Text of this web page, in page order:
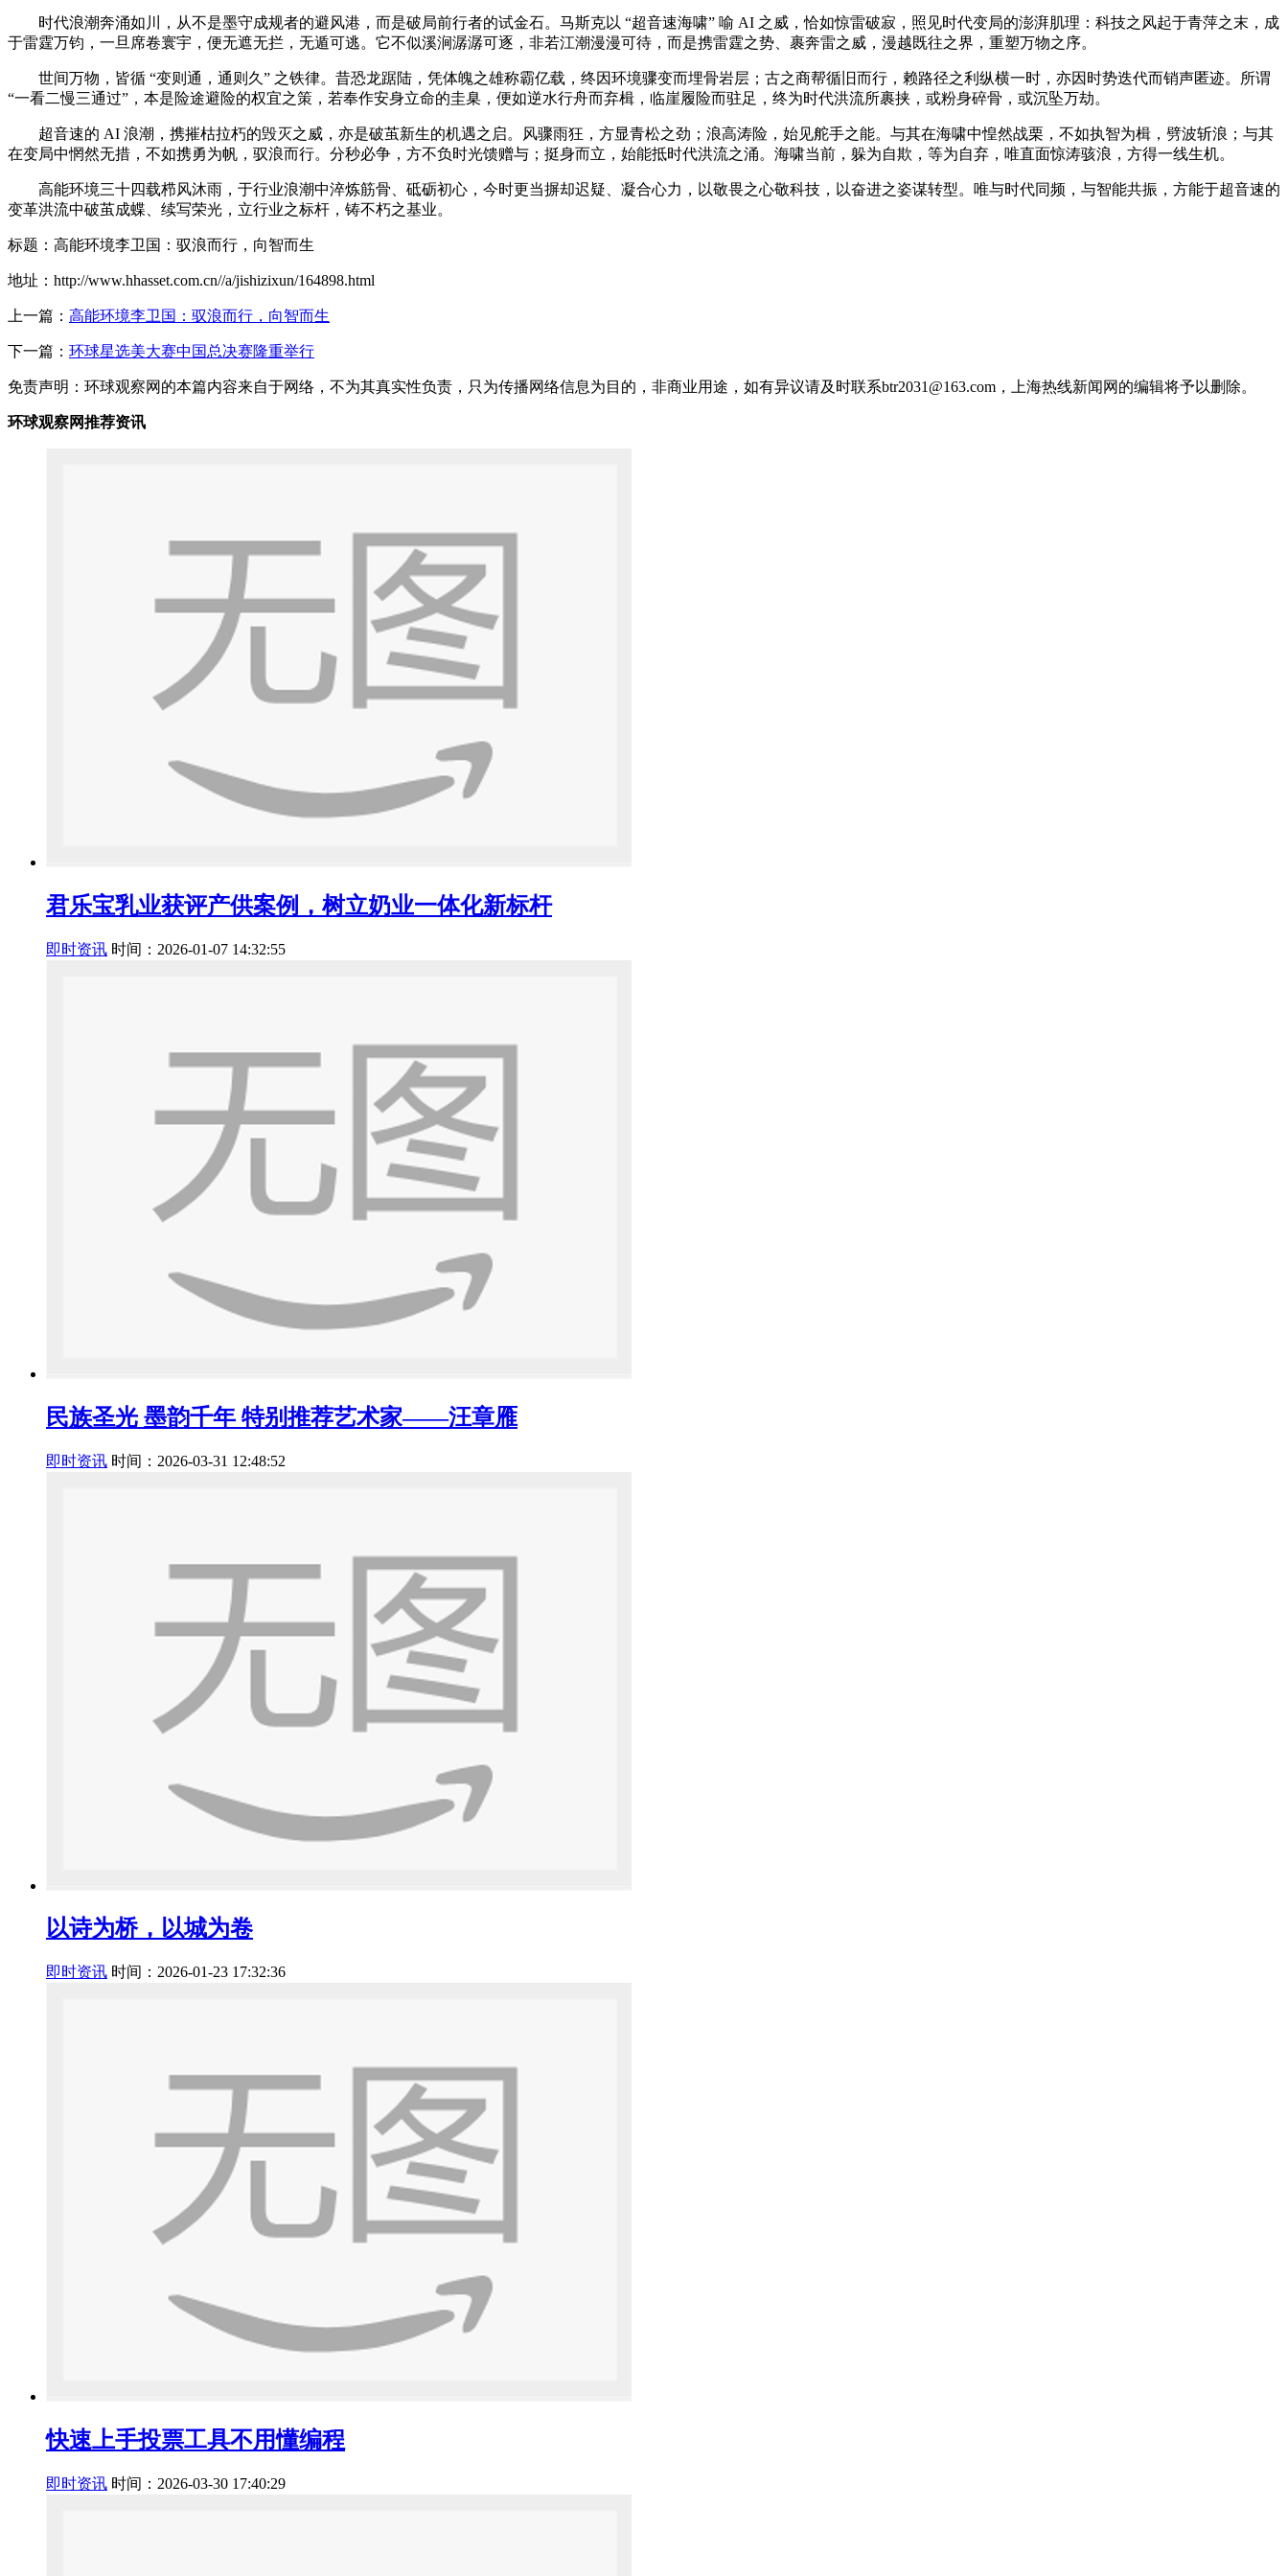
时代浪潮奔涌如川，从不是墨守成规者的避风港，而是破局前行者的试金石。马斯克以 “超音速海啸” 喻 AI 之威，恰如惊雷破寂，照见时代变局的澎湃肌理：科技之风起于青萍之末，成
于雷霆万钧，一旦席卷寰宇，便无遮无拦，无遁可逃。它不似溪涧潺潺可逐，非若江潮漫漫可待，而是携雷霆之势、裹奔雷之威，漫越既往之界，重塑万物之序。
世间万物，皆循 “变则通，通则久” 之铁律。昔恐龙踞陆，凭体魄之雄称霸亿载，终因环境骤变而埋骨岩层；古之商帮循旧而行，赖路径之利纵横一时，亦因时势迭代而销声匿迹。所谓
“一看二慢三通过”，本是险途避险的权宜之策，若奉作安身立命的圭臬，便如逆水行舟而弃楫，临崖履险而驻足，终为时代洪流所裹挟，或粉身碎骨，或沉坠万劫。
超音速的 AI 浪潮，携摧枯拉朽的毁灭之威，亦是破茧新生的机遇之启。风骤雨狂，方显青松之劲；浪高涛险，始见舵手之能。与其在海啸中惶然战栗，不如执智为楫，劈波斩浪；与其
在变局中惘然无措，不如携勇为帆，驭浪而行。分秒必争，方不负时光馈赠与；挺身而立，始能抵时代洪流之涌。海啸当前，躲为自欺，等为自弃，唯直面惊涛骇浪，方得一线生机。
高能环境三十四载栉风沐雨，于行业浪潮中淬炼筋骨、砥砺初心，今时更当摒却迟疑、凝合心力，以敬畏之心敬科技，以奋进之姿谋转型。唯与时代同频，与智能共振，方能于超音速的
变革洪流中破茧成蝶、续写荣光，立行业之标杆，铸不朽之基业。
标题：高能环境李卫国：驭浪而行，向智而生
地址：http://www.hhasset.com.cn//a/jishizixun/164898.html
上一篇： 高能环境李卫国：驭浪而行，向智而生
下一篇： 环球星选美大赛中国总决赛隆重举行
免责声明：环球观察网的本篇内容来自于网络，不为其真实性负责，只为传播网络信息为目的，非商业用途，如有异议请及时联系btr2031@163.com，上海热线新闻网的编辑将予以删除。
环球观察网推荐资讯
君乐宝乳业获评产供案例，树立奶业一体化新标杆
即时资讯 时间：2026-01-07 14:32:55
民族圣光 墨韵千年 特别推荐艺术家——汪章雁
即时资讯 时间：2026-03-31 12:48:52
以诗为桥，以城为卷
即时资讯 时间：2026-01-23 17:32:36
快速上手投票工具不用懂编程
即时资讯 时间：2026-03-30 17:40:29